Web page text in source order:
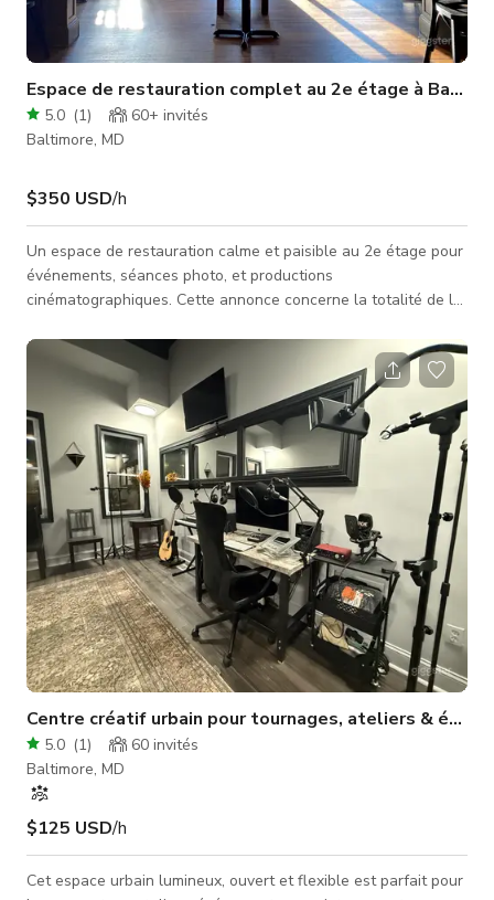
Espace de restauration complet au 2e étage à
5.0 (1) 60+ invités
Baltimore, MD
$350 USD/h
Un espace de restauration calme et paisible au 2e étage pour
événements, séances photo, et productions
cinématographiques. Cette annonce concerne la totalité de la
Centre créatif urbain pour tournages, ateliers &
5.0 (1) 60 invités
Baltimore, MD
$125 USD/h
Cet espace urbain lumineux, ouvert et flexible est parfait pour